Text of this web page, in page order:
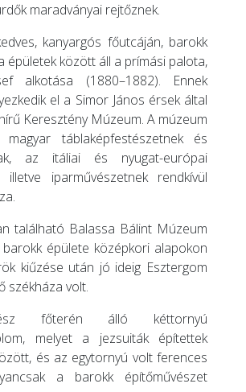
maradványai rejtőznek.
kanyargós főutcáján, barokk
épületek között áll a prímási palota,
alkotása (1880–1882). Ennek
el a Simor János érsek által
Keresztény Múzeum. A múzeum
táblaképfestészetnek és
az itáliai és nyugat-európai
illetve iparművészetnek rendkívül
található Balassa Bálint Múzeum
épülete középkori alapokon
kiűzése után jó ideig Esztergom
székháza volt.
főterén álló kéttornyú
melyet a jezsuiták építettek
és az egytornyú volt ferences
a barokk építőművészet